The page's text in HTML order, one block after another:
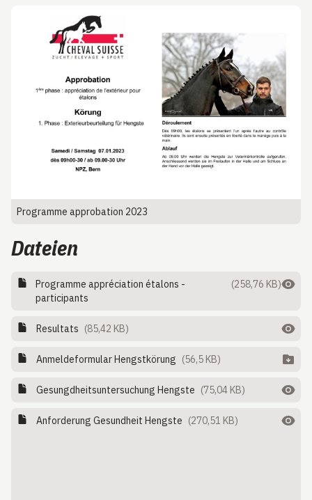
Programme approbation 2023
Dateien
Programme appréciation étalons -
participants
(258,76 KB)
Resultats (85,42 KB)
Anmeldeformular Hengstkörung (56,5 KB)
Gesungdheitsuntersuchung Hengste (75,04 KB)
Anforderung Gesundheit Hengste (270,51 KB)